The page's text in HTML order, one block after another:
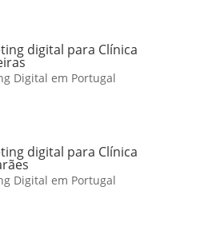
digital para Clínica
Digital em Portugal
digital para Clínica
Digital em Portugal